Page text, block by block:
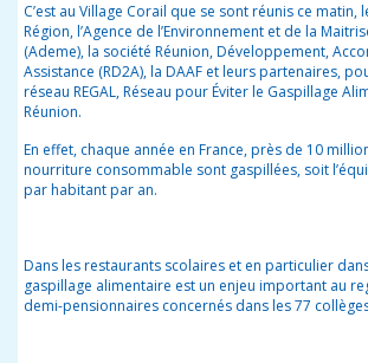
C’est au Village Corail que se sont réunis ce matin,
Région, l’Agence de l’Environnement et de la
(Ademe), la société Réunion, Développement,
Assistance (RD2A), la DAAF et leurs partenaires,
réseau REGAL, Réseau pour Éviter le Gaspillage
Réunion.
En effet, chaque année en France, près de 10
nourriture consommable sont gaspillées, soit
par habitant par an.
Dans les restaurants scolaires et en particulier
gaspillage alimentaire est un enjeu important au
demi-pensionnaires concernés dans les 77